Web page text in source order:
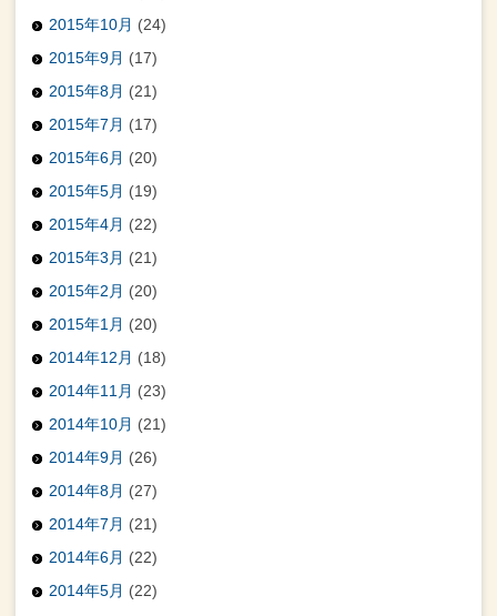
2015年10月 (24)
2015年9月 (17)
2015年8月 (21)
2015年7月 (17)
2015年6月 (20)
2015年5月 (19)
2015年4月 (22)
2015年3月 (21)
2015年2月 (20)
2015年1月 (20)
2014年12月 (18)
2014年11月 (23)
2014年10月 (21)
2014年9月 (26)
2014年8月 (27)
2014年7月 (21)
2014年6月 (22)
2014年5月 (22)